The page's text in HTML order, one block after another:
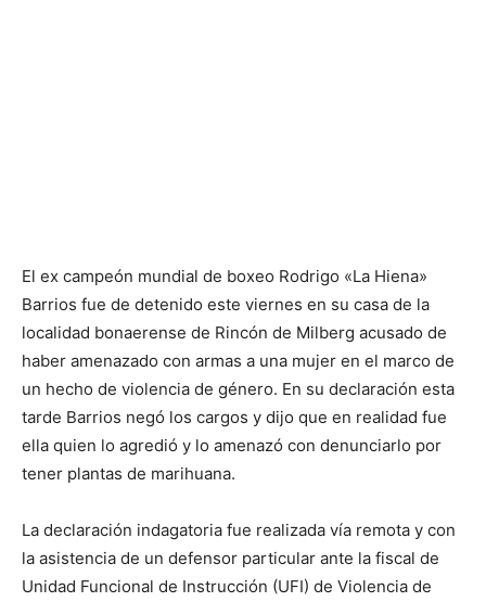
El ex campeón mundial de boxeo Rodrigo «La Hiena»
Barrios fue de detenido este viernes en su casa de la
localidad bonaerense de Rincón de Milberg acusado de
haber amenazado con armas a una mujer en el marco de
un hecho de violencia de género. En su declaración esta
tarde Barrios negó los cargos y dijo que en realidad fue
ella quien lo agredió y lo amenazó con denunciarlo por
tener plantas de marihuana.
La declaración indagatoria fue realizada vía remota y con
la asistencia de un defensor particular ante la fiscal de
Unidad Funcional de Instrucción (UFI) de Violencia de